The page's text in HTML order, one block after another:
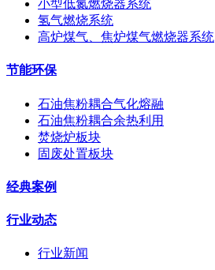
小型低氮燃烧器系统
氢气燃烧系统
高炉煤气、焦炉煤气燃烧器系统
节能环保
石油焦粉耦合气化熔融
石油焦粉耦合余热利用
焚烧炉板块
固废处置板块
经典案例
行业动态
行业新闻